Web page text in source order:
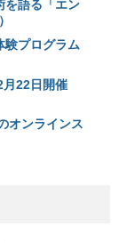
を語る「エン
験プログラム
22日開催
オンラインス